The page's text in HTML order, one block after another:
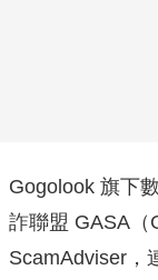
Gogolook 旗下
詐聯盟 GASA（
ScamAdviser，